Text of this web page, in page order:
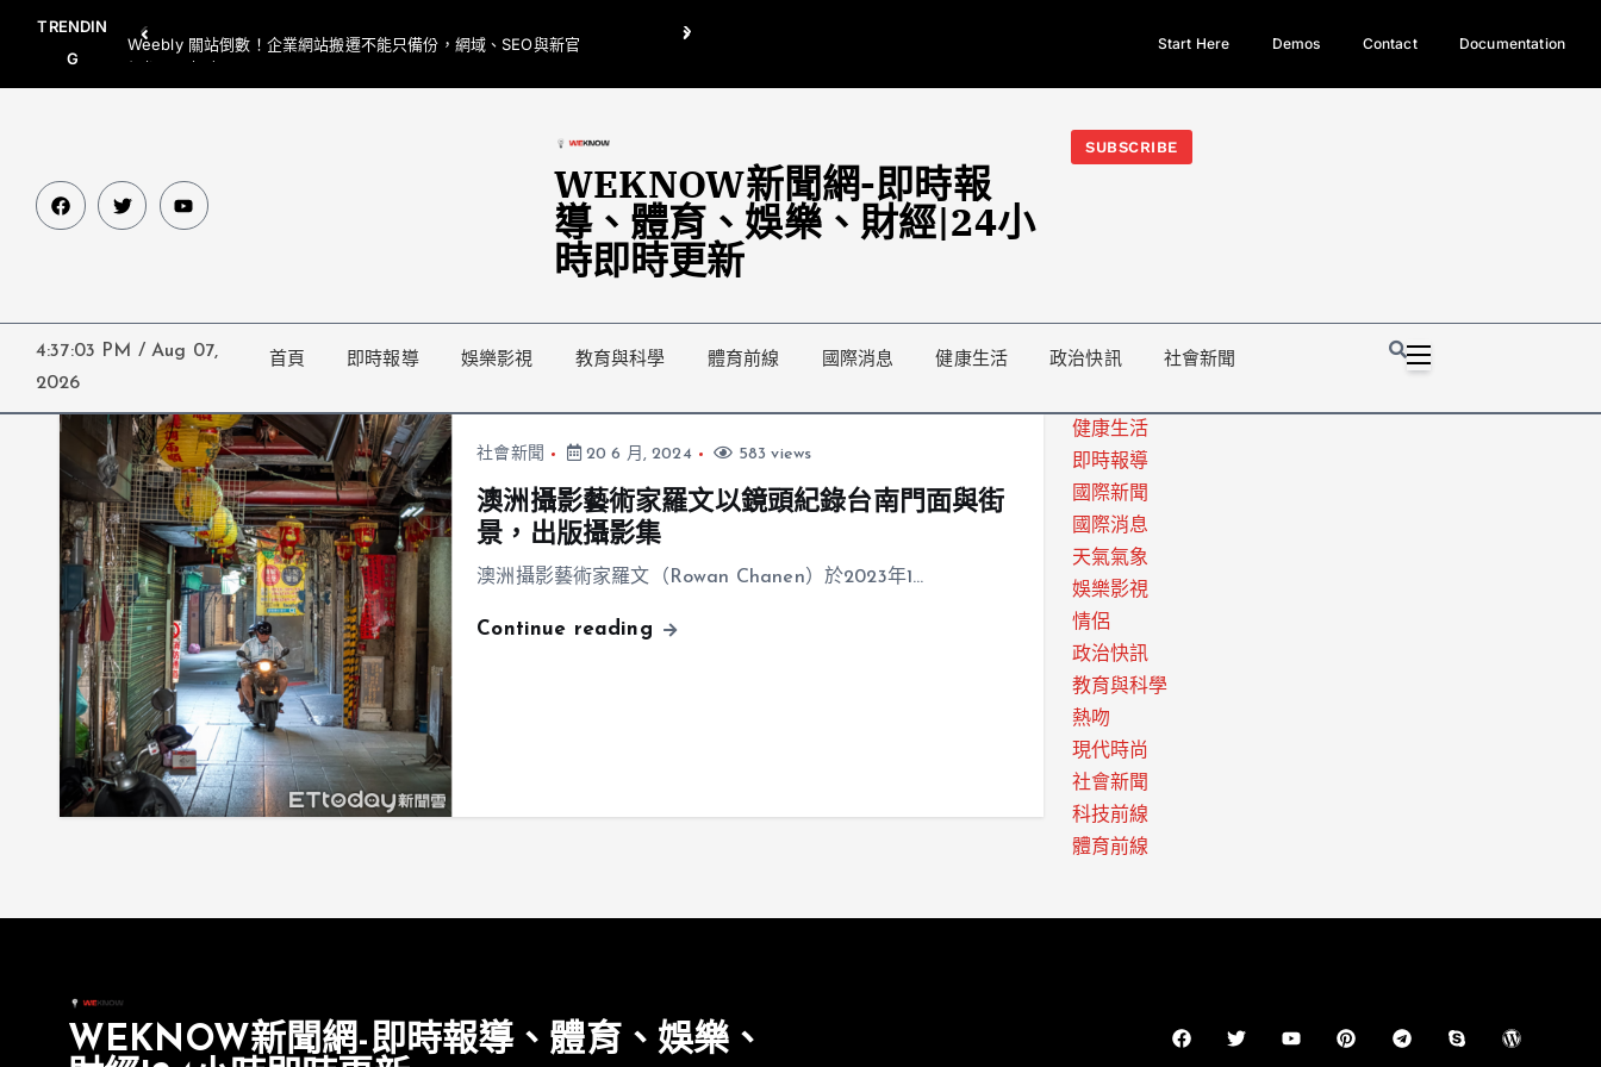
TRENDIN
G
Weebly 關站倒數！企業網站搬遷不能只備份，網域、SEO與新官
網都要一起處理
翁曉玲喊刪陸委會1295萬媒宣費惹議 梁文傑回「只能靠嘴巴」
今日熱門新聞TOP3｜西拉雅族正式成第17個原住民族、立院電競
光電場回
Start Here Demos Contact Documentation
WEKNOW新聞網-即時報
導、體育、娛樂、財經|24小
時即時更新
SUBSCRIBE
4:37:03 PM / Aug 07,
2026
首頁 即時報導 娛樂影視 教育與科學 體育前線 國際消息 健康生活 政治快訊 社會新聞
社會新聞 20 6 月, 2024 583 views
澳洲攝影藝術家羅文以鏡頭紀錄台南門面與街
景，出版攝影集
澳洲攝影藝術家羅文（Rowan Chanen）於2023年1…
Continue reading
健康生活
即時報導
國際新聞
國際消息
天氣氣象
娛樂影視
情侶
政治快訊
教育與科學
熱吻
現代時尚
社會新聞
科技前線
體育前線
WEKNOW新聞網-即時報導、體育、娛樂、